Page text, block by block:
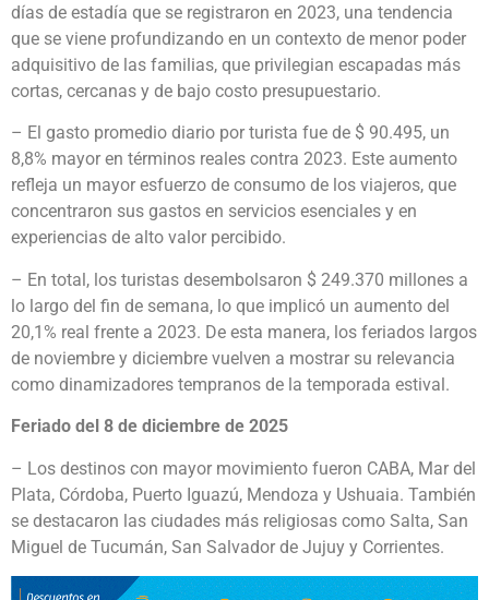
días de estadía que se registraron en 2023, una tendencia
que se viene profundizando en un contexto de menor poder
adquisitivo de las familias, que privilegian escapadas más
cortas, cercanas y de bajo costo presupuestario.
– El gasto promedio diario por turista fue de $ 90.495, un
8,8% mayor en términos reales contra 2023. Este aumento
refleja un mayor esfuerzo de consumo de los viajeros, que
concentraron sus gastos en servicios esenciales y en
experiencias de alto valor percibido.
– En total, los turistas desembolsaron $ 249.370 millones a
lo largo del fin de semana, lo que implicó un aumento del
20,1% real frente a 2023. De esta manera, los feriados largos
de noviembre y diciembre vuelven a mostrar su relevancia
como dinamizadores tempranos de la temporada estival.
Feriado del 8 de diciembre de 2025
– Los destinos con mayor movimiento fueron CABA, Mar del
Plata, Córdoba, Puerto Iguazú, Mendoza y Ushuaia. También
se destacaron las ciudades más religiosas como Salta, San
Miguel de Tucumán, San Salvador de Jujuy y Corrientes.